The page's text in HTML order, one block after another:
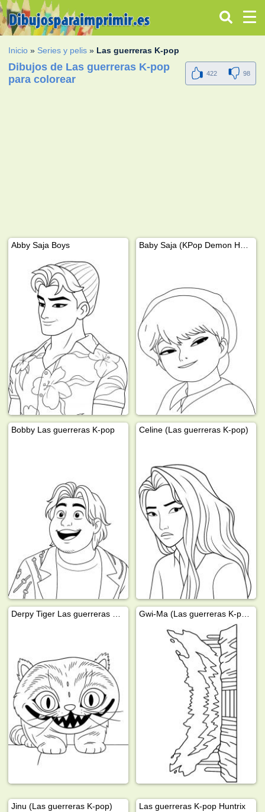
Inicio » Series y pelis » Las guerreras K-pop
Dibujos de Las guerreras K-pop
para colorear
422 98
Abby Saja Boys
Bobby Las guerreras K-pop Celine (Las guerreras K-pop)
Derpy Tiger Las guerreras K-pop Gwi-Ma (Las guerreras K-pop)
Jinu (Las guerreras K-pop) Las guerreras K-pop Huntrix